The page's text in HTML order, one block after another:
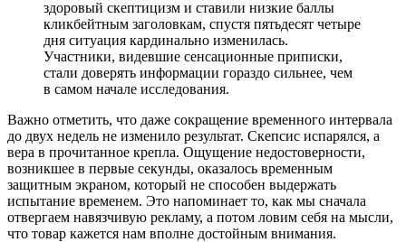
здоровый скептицизм и ставили низкие баллы
кликбейтным заголовкам, спустя пятьдесят четыре
дня ситуация кардинально изменилась.
Участники, видевшие сенсационные приписки,
стали доверять информации гораздо сильнее, чем
в самом начале исследования.
Важно отметить, что даже сокращение временного интервала
до двух недель не изменило результат. Скепсис испарялся, а
вера в прочитанное крепла. Ощущение недостоверности,
возникшее в первые секунды, оказалось временным
защитным экраном, который не способен выдержать
испытание временем. Это напоминает то, как мы сначала
отвергаем навязчивую рекламу, а потом ловим себя на мысли,
что товар кажется нам вполне достойным внимания.